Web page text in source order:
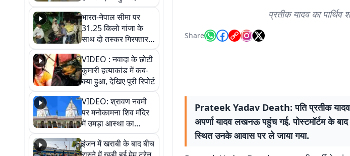
भारत-नेपाल सीमा पर
31.25 किलो गांजा के
साथ दो तस्कर गिरफ्तार,
नेपाली नंबर की बाइक
जब्त
VIDEO : नवादा के छोटी
कुमारी हत्याकांड में कब-
क्या हुआ, देखिए पूरी रिपोर्ट
VIDEO: श्रावण नवमी
पर मनोकामना शिव मंदिर
में उमड़ा आस्था का
सैलाब, हर-हर महादेव के
जयघोष से गूंजा परिसर
इंजन में खराबी के बाद बीच
प्रतीक यादव का पार्थिव
Share
Prateek Yadav Death: पति प्रतीक यादव
अपर्णा यादव लखनऊ पहुंच गई. पोस्टमॉर्टम के
स्थित उनके आवास पर ले जाया गया.